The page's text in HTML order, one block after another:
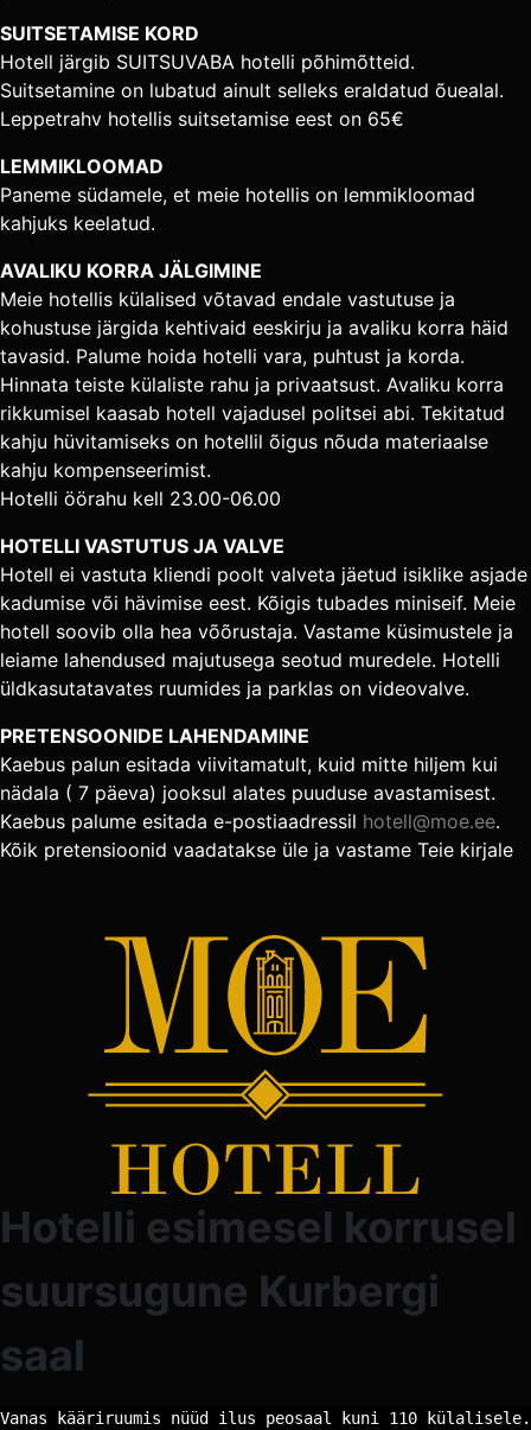
SUITSETAMISE KORD
Hotell järgib SUITSUVABA hotelli põhimõtteid.
Suitsetamine on lubatud ainult selleks eraldatud õuealal.
Leppetrahv hotellis suitsetamise eest on 65€
LEMMIKLOOMAD
Paneme südamele, et meie hotellis on lemmikloomad
kahjuks keelatud.
AVALIKU KORRA JÄLGIMINE
Meie hotellis külalised võtavad endale vastutuse ja
kohustuse järgida kehtivaid eeskirju ja avaliku korra häid
tavasid. Palume hoida hotelli vara, puhtust ja korda.
Hinnata teiste külaliste rahu ja privaatsust. Avaliku korra
rikkumisel kaasab hotell vajadusel politsei abi. Tekitatud
kahju hüvitamiseks on hotellil õigus nõuda materiaalse
kahju kompenseerimist.
Hotelli öörahu kell 23.00-06.00
HOTELLI VASTUTUS JA VALVE
Hotell ei vastuta kliendi poolt valveta jäetud isiklike asjade
kadumise või hävimise eest. Kõigis tubades miniseif. Meie
hotell soovib olla hea võõrustaja. Vastame küsimustele ja
leiame lahendused majutusega seotud muredele. Hotelli
üldkasutatavates ruumides ja parklas on videovalve.
PRETENSOONIDE LAHENDAMINE
Kaebus palun esitada viivitamatult, kuid mitte hiljem kui
nädala ( 7 päeva) jooksul alates puuduse avastamisest.
Kaebus palume esitada e-postiaadressil hotell@moe.ee.
Kõik pretensioonid vaadatakse üle ja vastame Teie kirjale
Hotelli esimesel korrusel
suursugune Kurbergi
saal